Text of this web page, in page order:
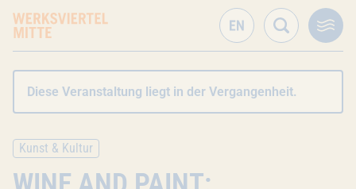
Diese Veranstaltung liegt in der Vergangenheit.
Kunst & Kultur